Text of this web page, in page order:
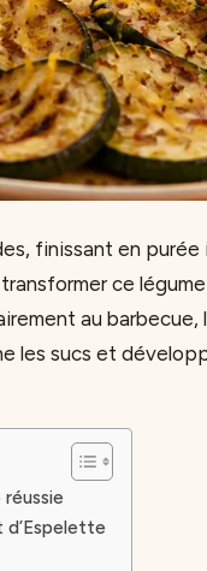
finissant en
ce
au barbecue,
les sucs et
d’Espelette